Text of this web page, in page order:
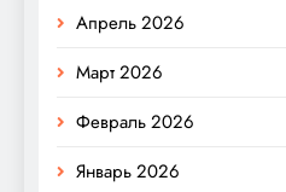
Апрель 2026
Март 2026
Февраль 2026
Январь 2026